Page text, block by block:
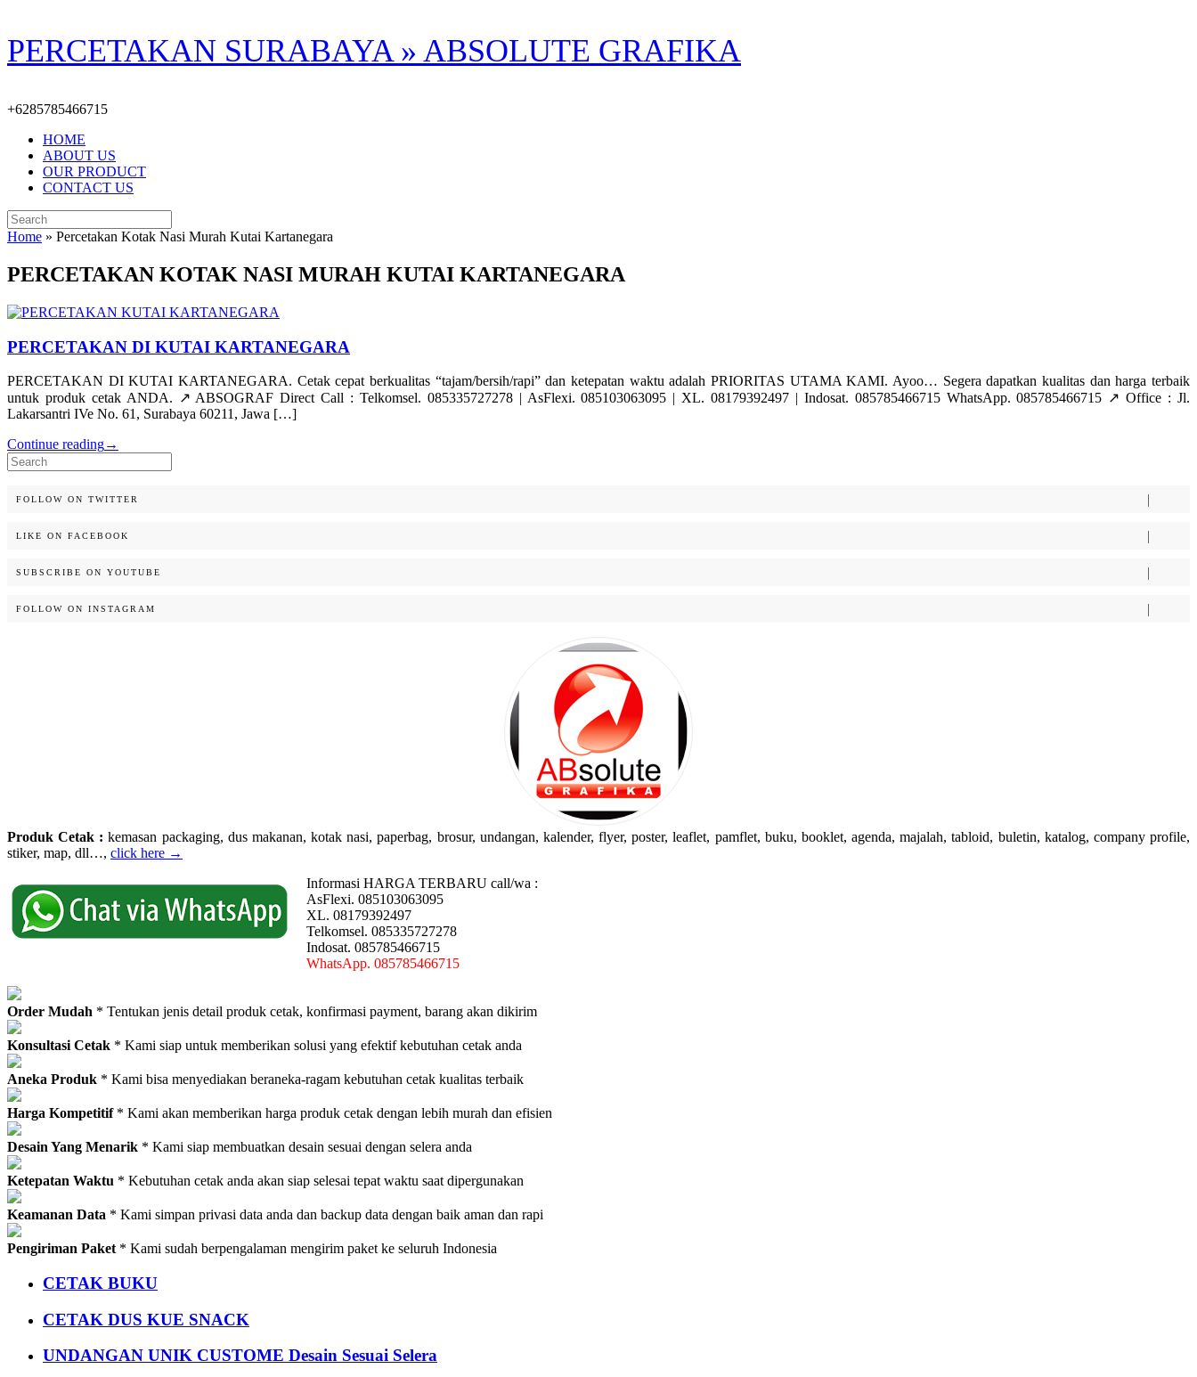
Skip
to
content
PERCETAKAN SURABAYA » ABSOLUTE GRAFIKA
+6285785466715
HOME
ABOUT US
OUR PRODUCT
CONTACT US
Search
for:
Home » Percetakan Kotak Nasi Murah Kutai Kartanegara
PERCETAKAN KOTAK NASI MURAH KUTAI KARTANEGARA
PERCETAKAN DI KUTAI KARTANEGARA
PERCETAKAN DI KUTAI KARTANEGARA. Cetak cepat berkualitas “tajam/bersih/rapi” dan ketepatan waktu adalah PRIORITAS UTAMA KAMI. Ayoo… Segera dapatkan kualitas dan harga terbaik
untuk produk cetak ANDA. ↗️ ABSOGRAF Direct Call : Telkomsel. 085335727278 | AsFlexi. 085103063095 | XL. 08179392497 | Indosat. 085785466715 WhatsApp. 085785466715 ↗️ Office : Jl.
Lakarsantri IVe No. 61, Surabaya 60211, Jawa […]
Continue reading→
Search
for:
FOLLOW ON TWITTER
LIKE ON FACEBOOK
SUBSCRIBE ON YOUTUBE
FOLLOW ON INSTAGRAM
Produk Cetak : kemasan packaging, dus makanan, kotak nasi, paperbag, brosur, undangan, kalender, flyer, poster, leaflet, pamflet, buku, booklet, agenda, majalah, tabloid, buletin, katalog, company profile,
stiker, map, dll…, click here →
Informasi HARGA TERBARU call/wa :
AsFlexi. 085103063095
XL. 08179392497
Telkomsel. 085335727278
Indosat. 085785466715
WhatsApp. 085785466715
Order Mudah * Tentukan jenis detail produk cetak, konfirmasi payment, barang akan dikirim
Konsultasi Cetak * Kami siap untuk memberikan solusi yang efektif kebutuhan cetak anda
Aneka Produk * Kami bisa menyediakan beraneka-ragam kebutuhan cetak kualitas terbaik
Harga Kompetitif* Kami akan memberikan harga produk cetak dengan lebih murah dan efisien
Desain Yang Menarik * Kami siap membuatkan desain sesuai dengan selera anda
Ketepatan Waktu * Kebutuhan cetak anda akan siap selesai tepat waktu saat dipergunakan
Keamanan Data * Kami simpan privasi data anda dan backup data dengan baik aman dan rapi
Pengiriman Paket * Kami sudah berpengalaman mengirim paket ke seluruh Indonesia
CETAK BUKU
CETAK DUS KUE SNACK
UNDANGAN UNIK CUSTOME Desain Sesuai Selera